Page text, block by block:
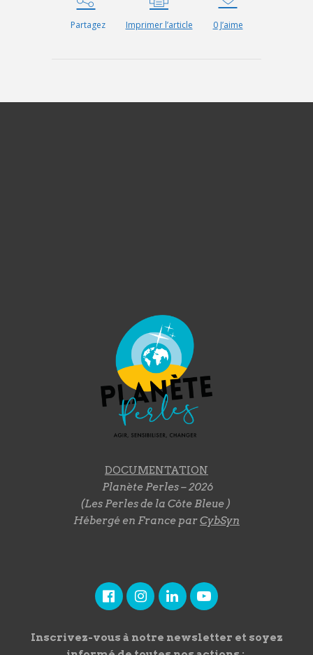
Partagez Imprimer l’article 0J’aime
DOCUMENTATION
Planète Perles – 2026
(Les Perles de la Côte Bleue )
Hébergé en France parCybSyn
Inscrivez-vous à notre newsletter et soyez